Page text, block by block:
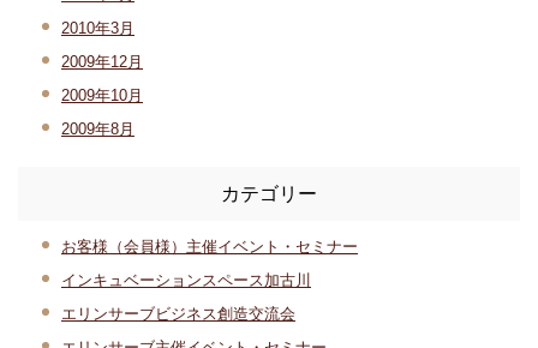
2010年3月
2009年12月
2009年10月
2009年8月
カテゴリー
お客様（会員様）主催イベント・セミナー
インキュベーションスペース加古川
エリンサーブビジネス創造交流会